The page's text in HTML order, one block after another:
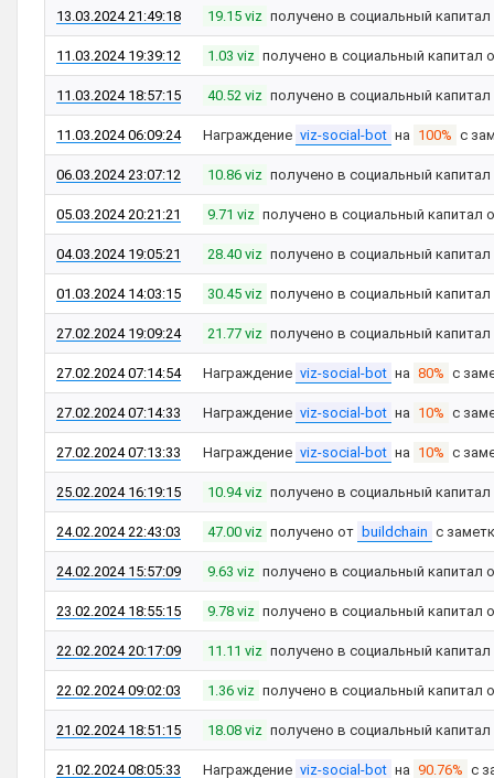
13.03.2024 21:49:18 19.15 viz получено в социальный
11.03.2024 19:39:12 1.03 viz получено в социальный капитал
11.03.2024 18:57:15 40.52 viz получено в социальный
11.03.2024 06:09:24 Награждение viz-social-bot на 100% с
06.03.2024 23:07:12 10.86 viz получено в социальный
05.03.2024 20:21:21 9.71 viz получено в социальный капитал
04.03.2024 19:05:21 28.40 viz получено в социальный
01.03.2024 14:03:15 30.45 viz получено в социальный
27.02.2024 19:09:24 21.77 viz получено в социальный
27.02.2024 07:14:54 Награждение viz-social-bot на 80% с
27.02.2024 07:14:33 Награждение viz-social-bot на 10% с
27.02.2024 07:13:33 Награждение viz-social-bot на 10% с
25.02.2024 16:19:15 10.94 viz получено в социальный
24.02.2024 22:43:03 47.00 viz получено от buildchain с
24.02.2024 15:57:09 9.63 viz получено в социальный капитал
23.02.2024 18:55:15 9.78 viz получено в социальный капитал
22.02.2024 20:17:09 11.11 viz получено в социальный
22.02.2024 09:02:03 1.36 viz получено в социальный капитал
21.02.2024 18:51:15 18.08 viz получено в социальный
21.02.2024 08:05:33 Награждение viz-social-bot на 90.76% с